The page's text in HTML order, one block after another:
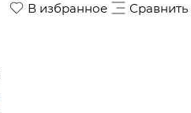
В избранное Сравнить